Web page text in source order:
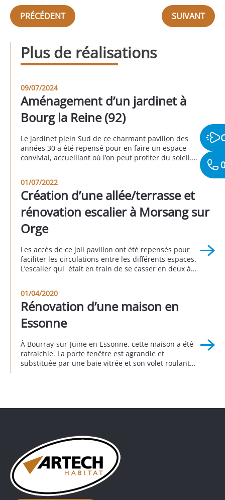
PRÉCÉDENT SUIVANT
Plus de réalisations
09/07/2024
Aménagement d’un jardinet à
Bourg la Reine (92)
Le jardinet plein Sud de ce charmant pavillon des
années 30 a été repensé pour en faire un espace
convivial, accueillant où l’on peut profiter du soleil.
usées” et “eaux pluviales” en conformité. À Bourg la
[…]
01/07/2022
Création d’une allée/terrasse et
rénovation escalier à Morsang sur
Orge
Les accès de ce joli pavillon ont été repensés pour
faciliter les circulations entre les différents espaces.
L’escalier qui était en train de se casser en deux à
terrasse d’agrément qui exploite tous les qualités de
ce […]
01/04/2020
Rénovation d’une maison en
Essonne
À Bourray-sur-Juine en Essonne, cette maison a été
rafraichie. La porte fenêtre est agrandie et
substituée par une baie vitrée et son volet roulant